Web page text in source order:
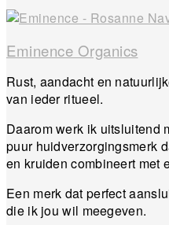
Eminence Organics
Rust, aandacht en
van ieder ritueel.
Daarom werk ik uitsluitend
puur huidverzorgingsmerk
en kruiden combineert met
Een merk dat perfect
die ik jou wil meegeven.